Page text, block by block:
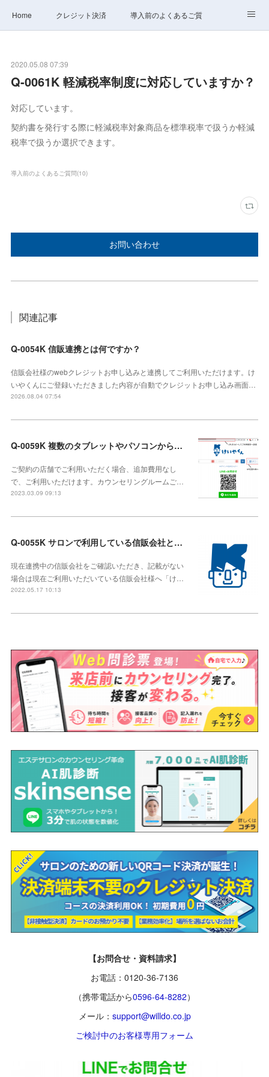
Home クレジット決済 導入前のよくあるご質問
2020.05.08 07:39
Q-0061K 軽減税率制度に対応していますか？
対応しています。
契約書を発行する際に軽減税率対象商品を標準税率で扱うか軽減
税率で扱うか選択できます。
導入前のよくあるご質問(10)
お問い合わせ
関連記事
Q-0054K 信販連携とは何ですか？
信販会社様のwebクレジットお申し込みと連携してご利用いただけます。け
いやくんにご登録いただきました内容が自動でクレジットお申し込み画面…
2026.08.04 07:54
Q-0059K 複数のタブレットやパソコンから利用できますか？
ご契約の店舗でご利用いただく場合、追加費用なし
で、ご利用いただけます。カウンセリングルームご…
2023.03.09 09:13
Q-0055K サロンで利用している信販会社とも連携して利用したい。
現在連携中の信販会社をご確認いただき、記載がない
場合は現在ご利用いただいている信販会社様へ「け…
2022.05.17 10:13
【お問合せ・資料請求】
お電話：0120-36-7136
（携帯電話から0596-64-8282）
メール： support@willdo.co.jp
ご検討中のお客様専用フォーム